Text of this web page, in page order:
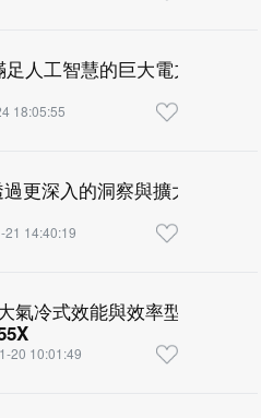
人工智慧的巨大電力需求
18:05:55
更深入的洞察與擴大的數據
21 14:40:19
氣冷式效能與效率型AI解決
20 10:01:49